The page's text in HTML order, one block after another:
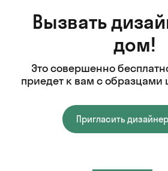
Вызвать
дом!
Это совершенно
приедет к вам с образцами
Пригласить